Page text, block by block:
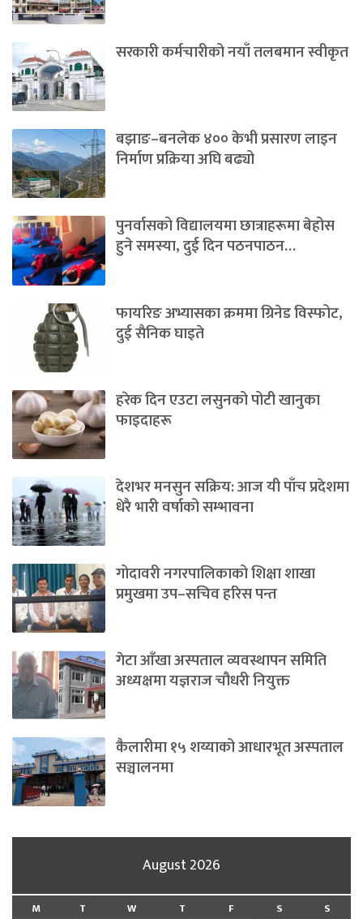
सरकारी कर्मचारीको नयाँ तलबमान स्वीकृत
बझाङ–बनलेक ४०० केभी प्रसारण लाइन
निर्माण प्रक्रिया अघि बढ्यो
पुनर्वासको विद्यालयमा छात्राहरूमा बेहोस
हुने समस्या, दुई दिन पठनपाठन…
फायरिङ अभ्यासका क्रममा ग्रिनेड विस्फोट,
दुई सैनिक घाइते
हरेक दिन एउटा लसुनको पोटी खानुका
फाइदाहरू
देशभर मनसुन सक्रिय: आज यी पाँच प्रदेशमा
धेरै भारी वर्षाको सम्भावना
गोदावरी नगरपालिकाको शिक्षा शाखा
प्रमुखमा उप–सचिव हरिस पन्त
गेटा आँखा अस्पताल व्यवस्थापन समिति
अध्यक्षमा यज्ञराज चौधरी नियुक्त
कैलारीमा १५ शय्याको आधारभूत अस्पताल
सञ्चालनमा
August 2026
M T W T F S
S